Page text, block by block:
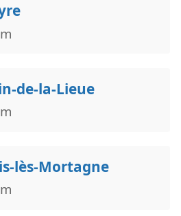
de-la-Lieue
lès-Mortagne